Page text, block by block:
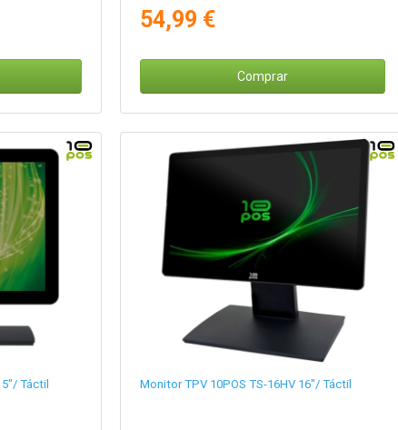
54,99 €
Comprar
Táctil Monitor TPV 10POS TS-16HV 16"/ Táctil